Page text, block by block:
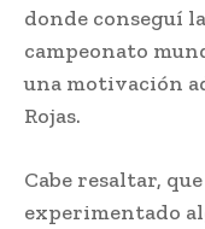
donde conseguí
campeonato
una motivación
Rojas.
Cabe resaltar,
experimentado